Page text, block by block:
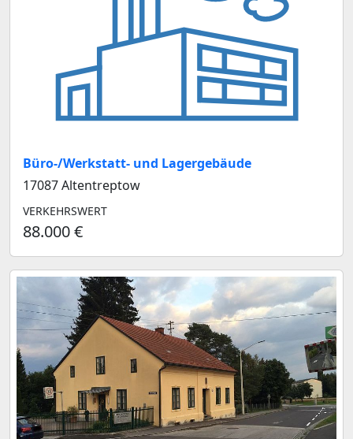
Büro-/Werkstatt- und Lagergebäude
17087 Altentreptow
VERKEHRSWERT
88.000 €